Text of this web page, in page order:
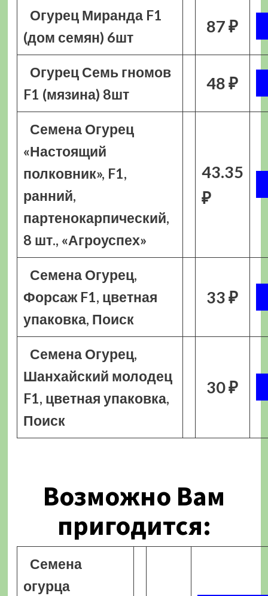
Огурец Миранда F1
(дом семян) 6шт
87 ₽
Огурец Семь гномов
F1 (мязина) 8шт
48 ₽
Семена Огурец
«Настоящий
полковник», F1,
ранний,
партенокарпический,
8 шт., «Агроуспех»
43.35
₽
Семена Огурец,
Форсаж F1, цветная
упаковка, Поиск
33 ₽
Семена Огурец,
Шанхайский молодец
F1, цветная упаковка,
Поиск
30 ₽
Возможно Вам
пригодится:
Семена
огурца